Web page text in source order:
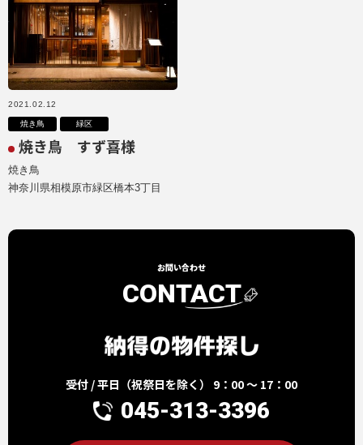
2021.02.12
焼き鳥 緑区
焼き鳥 すず喜様
焼き鳥
神奈川県相模原市緑区橋本3丁目
お問い合わせ
CONTACT
受付 / 平日（祝祭日を除く） 9：00 ～ 17：00
045-313-3396